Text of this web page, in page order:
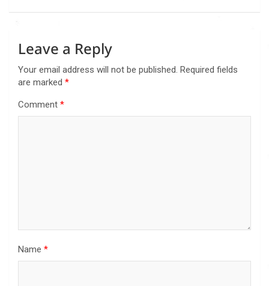
Leave a Reply
Your email address will not be published. Required fields
are marked *
Comment *
Name *